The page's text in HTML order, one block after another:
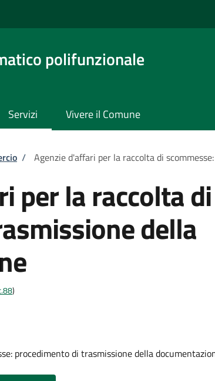
polifunzionale
Servizi Vivere il Comune
/ Agenzie d'affari per la raccolta di
per la raccolta di
della
)
procedimento di trasmissione della